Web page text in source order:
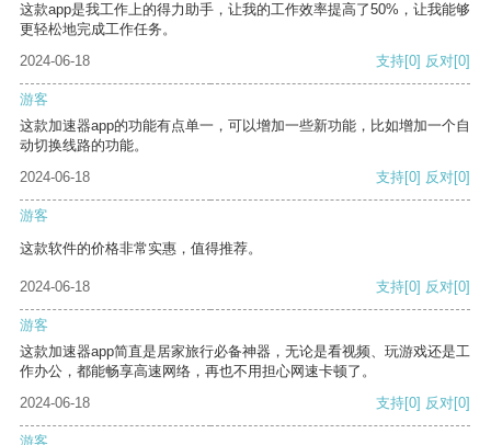
这款app是我工作上的得力助手，让我的工作效率提高了50%，让我能够
更轻松地完成工作任务。
2024-06-18
支持[0] 反对[0]
游客
这款加速器app的功能有点单一，可以增加一些新功能，比如增加一个自
动切换线路的功能。
2024-06-18
支持[0] 反对[0]
游客
这款软件的价格非常实惠，值得推荐。
2024-06-18 支持[0] 反对[0]
游客
这款加速器app简直是居家旅行必备神器，无论是看视频、玩游戏还是工
作办公，都能畅享高速网络，再也不用担心网速卡顿了。
2024-06-18
支持[0] 反对[0]
游客